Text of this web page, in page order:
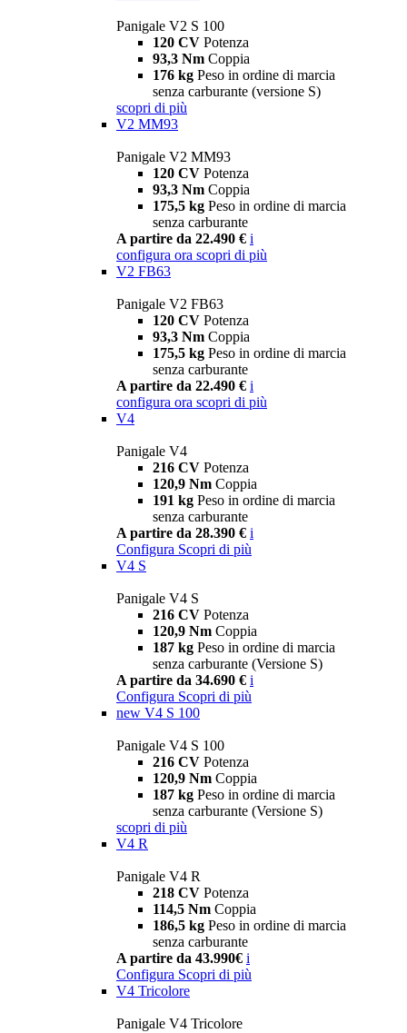
Panigale V2 S 100
120 CV Potenza
93,3 Nm Coppia
176 kg Peso in ordine di marcia
senza carburante (versione S)
scopri di più
V2 MM93
Panigale V2 MM93
120 CV Potenza
93,3 Nm Coppia
175,5 kg Peso in ordine di marcia
senza carburante
A partire da 22.490 € i
configura ora scopri di più
V2 FB63
Panigale V2 FB63
120 CV Potenza
93,3 Nm Coppia
175,5 kg Peso in ordine di marcia
senza carburante
A partire da 22.490 € i
configura ora scopri di più
V4
Panigale V4
216 CV Potenza
120,9 Nm Coppia
191 kg Peso in ordine di marcia
senza carburante
A partire da 28.390 € i
Configura Scopri di più
V4 S
Panigale V4 S
216 CV Potenza
120,9 Nm Coppia
187 kg Peso in ordine di marcia
senza carburante (Versione S)
A partire da 34.690 € i
Configura Scopri di più
new V4 S 100
Panigale V4 S 100
216 CV Potenza
120,9 Nm Coppia
187 kg Peso in ordine di marcia
senza carburante (Versione S)
scopri di più
V4 R
Panigale V4 R
218 CV Potenza
114,5 Nm Coppia
186,5 kg Peso in ordine di marcia
senza carburante
A partire da 43.990€ i
Configura Scopri di più
V4 Tricolore
Panigale V4 Tricolore